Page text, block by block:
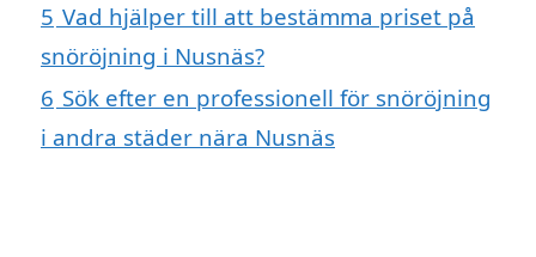
5 Vad hjälper till att bestämma priset på
snöröjning i Nusnäs?
6 Sök efter en professionell för snöröjning
i andra städer nära Nusnäs